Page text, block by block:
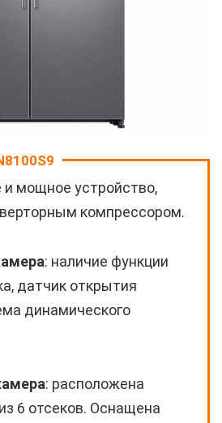
и мощное устройство,
компрессором.
: наличие функции
датчик открытия
динамического
: расположена
6 отсеков. Оснащена